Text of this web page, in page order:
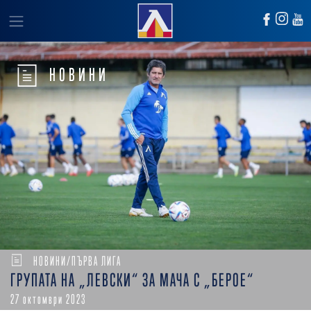
НОВИНИ
НОВИНИ/ПЪРВА ЛИГА
ГРУПАТА НА „ЛЕВСКИ“ ЗА МАЧА С „БЕРОЕ“
27 октомври 2023